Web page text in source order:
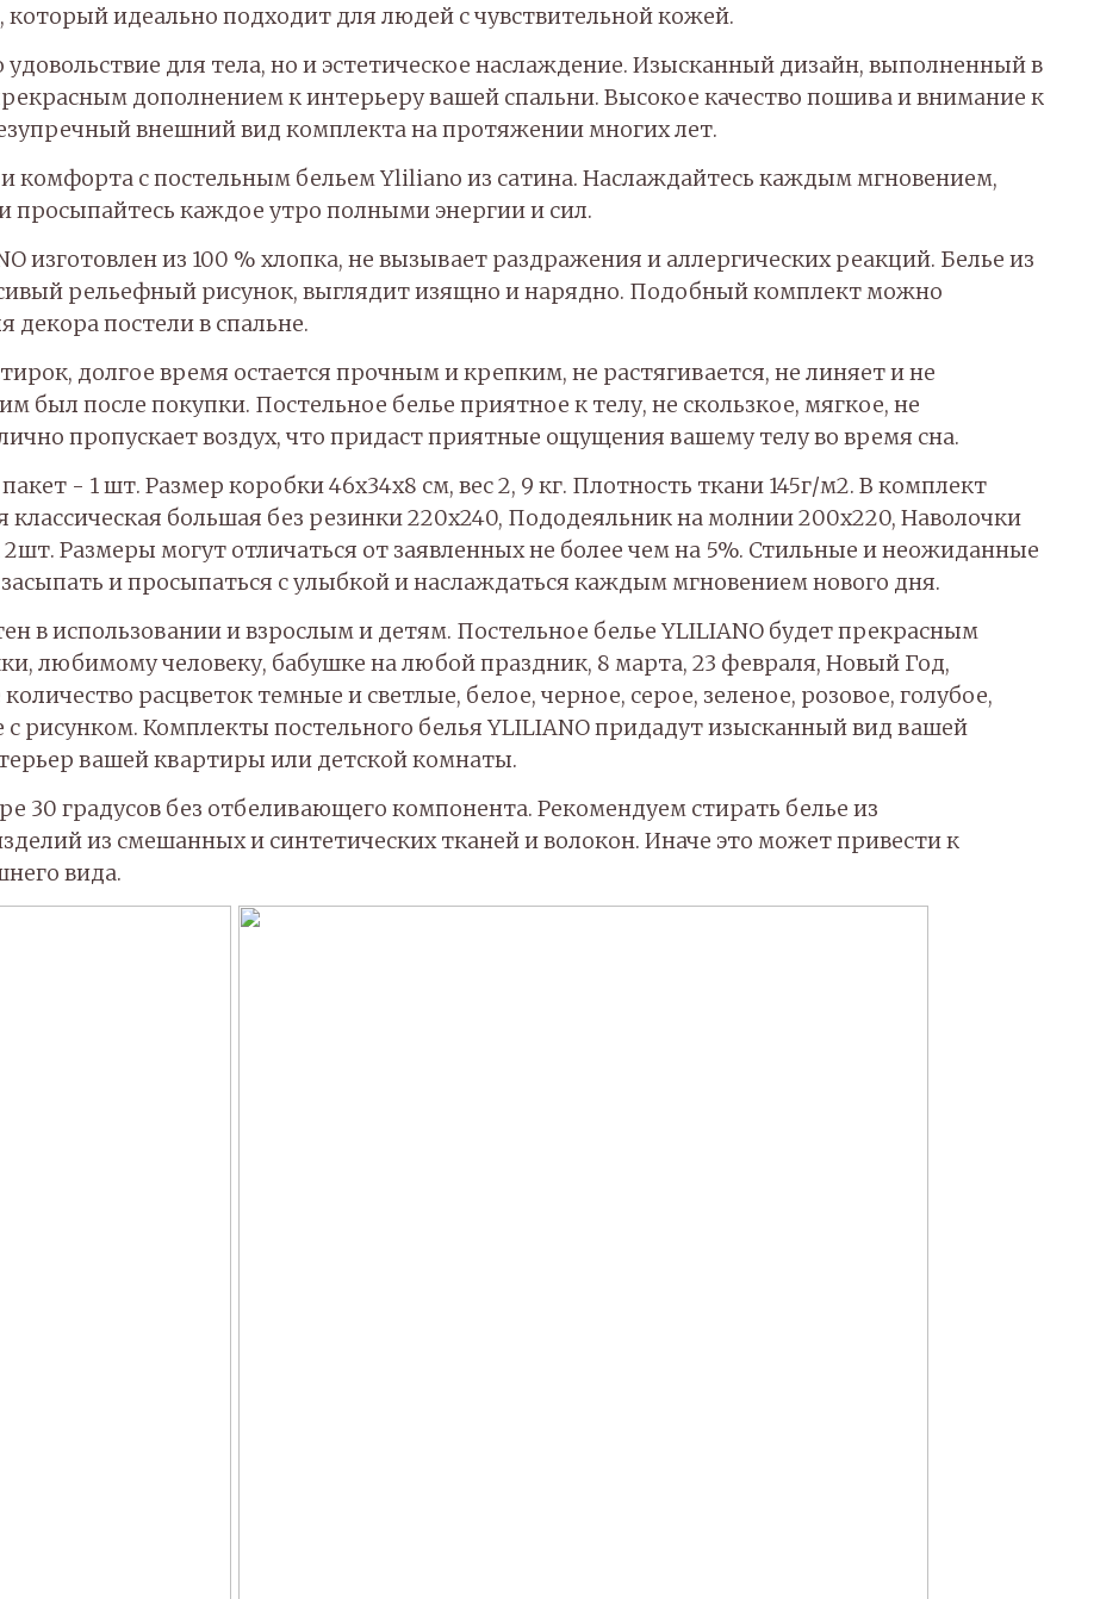
идеально подходит для людей с чувствительной кожей.
для тела, но и эстетическое наслаждение. Изысканный дизайн, выполненный в
дополнением к интерьеру вашей спальни. Высокое качество пошива и внимание к
внешний вид комплекта на протяжении многих лет.
комфорта с постельным бельем Yliliano из сатина. Наслаждайтесь каждым мгновением,
каждое утро полными энергии и сил.
изготовлен из 100 % хлопка, не вызывает раздражения и аллергических реакций. Белье из
рельефный рисунок, выглядит изящно и нарядно. Подобный комплект можно
декора постели в спальне.
долгое время остается прочным и крепким, не растягивается, не линяет и не
был после покупки. Постельное белье приятное к телу, не скользкое, мягкое, не
пропускает воздух, что придаст приятные ощущения вашему телу во время сна.
- 1 шт. Размер коробки 46х34х8 см, вес 2, 9 кг. Плотность ткани 145г/м2. В комплект
классическая большая без резинки 220х240, Пододеяльник на молнии 200х220, Наволочки
Размеры могут отличаться от заявленных не более чем на 5%. Стильные и неожиданные
и просыпаться с улыбкой и наслаждаться каждым мгновением нового дня.
в использовании и взрослым и детям. Постельное белье YLILIANO будет прекрасным
любимому человеку, бабушке на любой праздник, 8 марта, 23 февраля, Новый Год,
расцветок темные и светлые, белое, черное, серое, зеленое, розовое, голубое,
рисунком. Комплекты постельного белья YLILIANO придадут изысканный вид вашей
вашей квартиры или детской комнаты.
30 градусов без отбеливающего компонента. Рекомендуем стирать белье из
из смешанных и синтетических тканей и волокон. Иначе это может привести к
вида.